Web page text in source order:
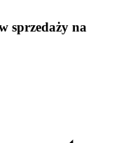
sprzedaży na